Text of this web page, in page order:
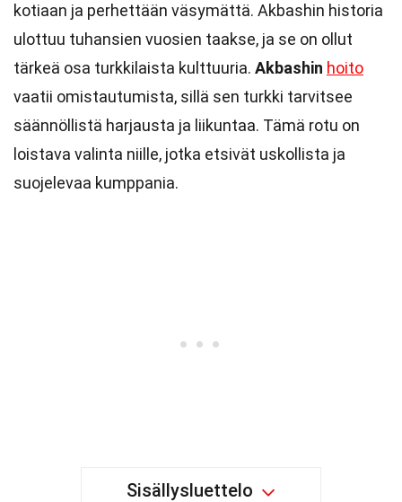
kotiaan ja perhettään väsymättä. Akbashin historia
ulottuu tuhansien vuosien taakse, ja se on ollut
tärkeä osa turkkilaista kulttuuria. Akbashin hoito
vaatii omistautumista, sillä sen turkki tarvitsee
säännöllistä harjausta ja liikuntaa. Tämä rotu on
loistava valinta niille, jotka etsivät uskollista ja
suojelevaa kumppania.
Sisällysluettelo